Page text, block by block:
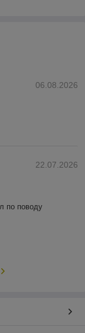
06.08.2026
22.07.2026
по поводу